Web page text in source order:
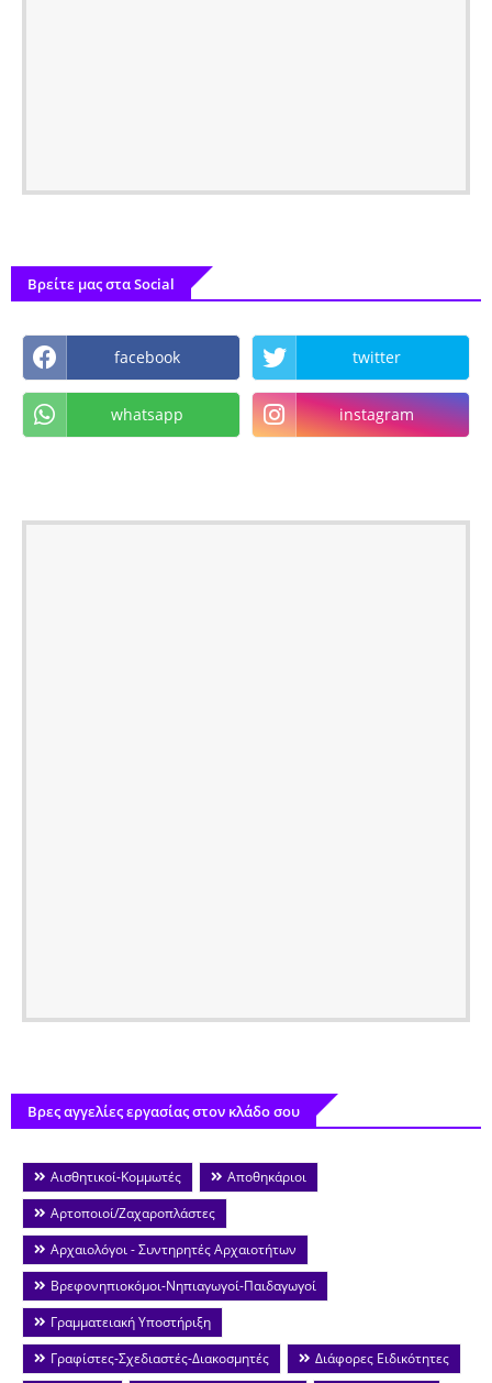
Βρείτε μας στα Social
facebook twitter
whatsapp instagram
Βρες αγγελίες εργασίας στον κλάδο σου
Αισθητικοί-Κομμωτές
Αποθηκάριοι
Αρτοποιοί/Ζαχαροπλάστες
Αρχαιολόγοι - Συντηρητές Αρχαιοτήτων
Βρεφονηπιοκόμοι-Νηπιαγωγοί-Παιδαγωγοί
Γραμματειακή Υποστήριξη
Γραφίστες-Σχεδιαστές-Διακοσμητές
Διάφορες Ειδικότητες